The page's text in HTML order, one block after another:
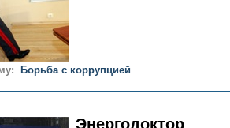
Борьба с коррупцией
Энергодоктор